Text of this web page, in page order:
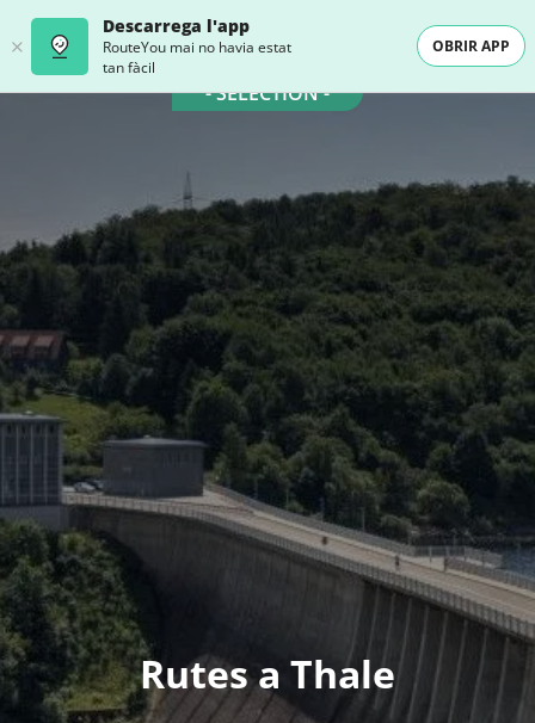
Descarrega l'app
RouteYou mai no havia estat
tan fàcil
OBRIR APP
- SELECTION -
Rutes a Thale